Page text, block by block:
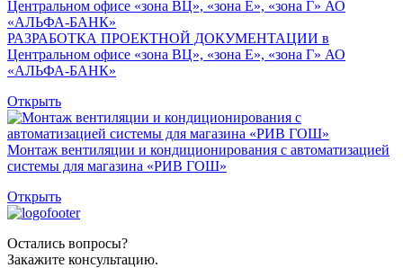
РАЗРАБОТКА ПРОЕКТНОЙ ДОКУМЕНТАЦИИ в
Центральном офисе «зона ВЦ», «зона Е», «зона Г» АО
«АЛЬФА-БАНК»
Открыть
Монтаж вентиляции и кондиционирования с автоматизацией
системы для магазина «РИВ ГОШ»
Открыть
Остались вопросы?
Закажите консультацию.